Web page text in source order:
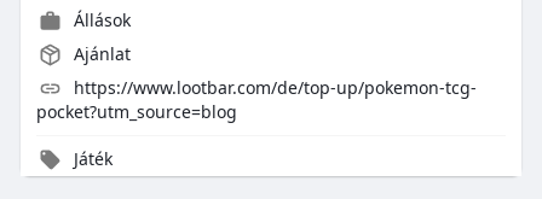
Állások
Ajánlat
https://www.lootbar.com/de/top-up/pokemon-tcg-
pocket?utm_source=blog
Játék